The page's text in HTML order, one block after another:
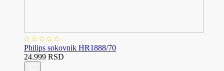
Philips sokovnik HR1888/70
24.999 RSD